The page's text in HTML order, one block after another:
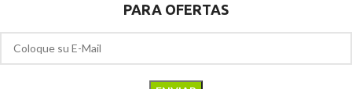
PARA OFERTAS